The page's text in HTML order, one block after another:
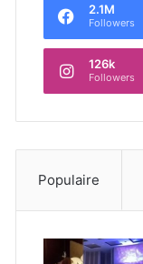
2.1M
Followers
126k
Followers
Populaire